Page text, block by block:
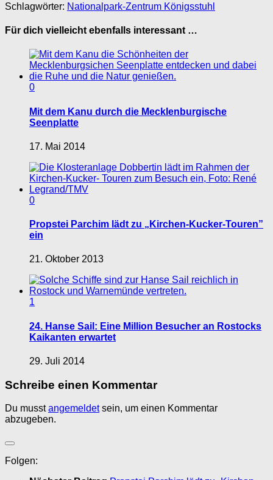
Schlagwörter: Nationalpark-Zentrum Königsstuhl
Für dich vielleicht ebenfalls interessant …
0
Mit dem Kanu durch die Mecklenburgische
Seenplatte
17. Mai 2014
0
Propstei Parchim lädt zu „Kirchen-Kucker-Touren”
ein
21. Oktober 2013
1
24. Hanse Sail: Eine Million Besucher an Rostocks
Kaikanten erwartet
29. Juli 2014
Schreibe einen Kommentar
Du musstangemeldetsein, um einen Kommentar
abzugeben.
Folgen: